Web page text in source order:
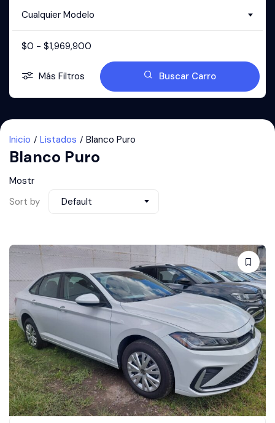
Cualquier Modelo
$0 - $1,969,900
Más Filtros Buscar Carro
Inicio Listados Blanco Puro
Blanco Puro
Mostr
Sort by
Default